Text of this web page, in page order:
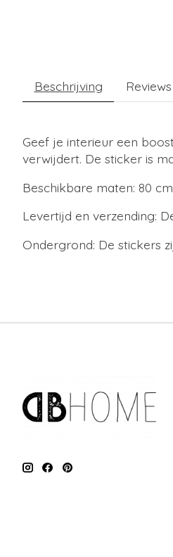
Beschrijving
Geef je interieur een
verwijdert. De sticker is
Beschikbare maten: 80
Levertijd en verzending:
Ondergrond: De stickers